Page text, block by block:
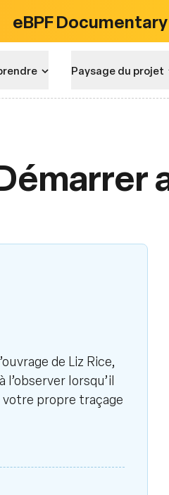
eBPF Documentary
Paysage du projet
de Liz Rice,
lorsqu’il
propre traçage